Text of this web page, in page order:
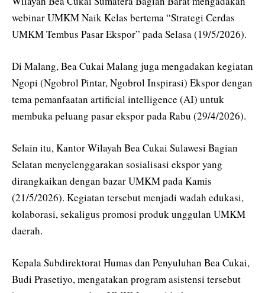
webinar UMKM Naik Kelas bertema “Strategi Cerdas
UMKM Tembus Pasar Ekspor” pada Selasa (19/5/2026).
Di Malang, Bea Cukai Malang juga mengadakan kegiatan
Ngopi (Ngobrol Pintar, Ngobrol Inspirasi) Ekspor dengan
tema pemanfaatan artificial intelligence (AI) untuk
membuka peluang pasar ekspor pada Rabu (29/4/2026).
Selain itu, Kantor Wilayah Bea Cukai Sulawesi Bagian
Selatan menyelenggarakan sosialisasi ekspor yang
dirangkaikan dengan bazar UMKM pada Kamis
(21/5/2026). Kegiatan tersebut menjadi wadah edukasi,
kolaborasi, sekaligus promosi produk unggulan UMKM
daerah.
Kepala Subdirektorat Humas dan Penyuluhan Bea Cukai,
Budi Prasetiyo, mengatakan program asistensi tersebut